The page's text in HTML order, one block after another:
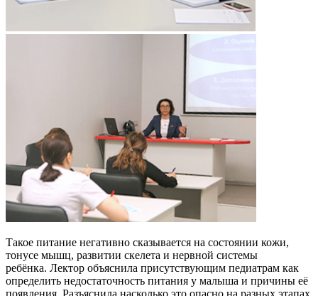
Такое питание негативно сказывается на состоянии кожи,
тонусе мышц, развитии скелета и нервной системы
ребёнка. Лектор объяснила присутствующим педиатрам как
определить недостаточность питания у малыша и причины её
появления. Разъяснила насколько это опасно на разных этапах